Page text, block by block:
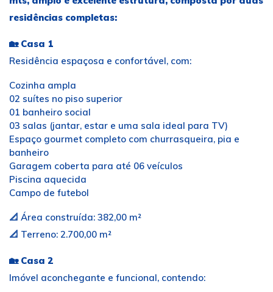
residências completas:
🏡 Casa 1
Residência espaçosa e confortável, com:
Cozinha ampla
02 suítes no piso superior
01 banheiro social
03 salas (jantar, estar e uma sala ideal para TV)
Espaço gourmet completo com churrasqueira, pia e
banheiro
Garagem coberta para até 06 veículos
Piscina aquecida
Campo de futebol
📐 Área construída: 382,00 m²
📐 Terreno: 2.700,00 m²
🏡 Casa 2
Imóvel aconchegante e funcional, contendo: